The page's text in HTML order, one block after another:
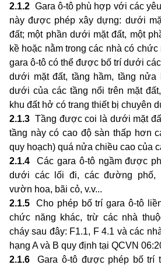
2.1.2 Gara ô-tô phù hợp với các
này được phép xây dựng: dưới
đất; một phần dưới mặt đất, một
kề hoặc nằm trong các nhà có
gara ô-tô có thể được bố trí dưới
dưới mặt đất, tầng hầm, tầng nửa
dưới của các tầng nổi trên mặt
khu đất hở có trang thiết bị chuyên
2.1.3 Tầng được coi là dưới mặt
tầng này có cao độ sàn thấp hơn
quy hoạch) quá nửa chiều cao của
2.1.4 Các gara ô-tô ngầm được
dưới các lối đi, các đường phố,
vườn hoa, bãi cỏ, v.v...
2.1.5 Cho phép bố trí gara ô-tô
chức năng khác, trừ các nhà
cháy sau đây: F1.1, F 4.1 và các
hạng A và B quy định tại QCVN
2.1.6 Gara ô-tô được phép bố trí